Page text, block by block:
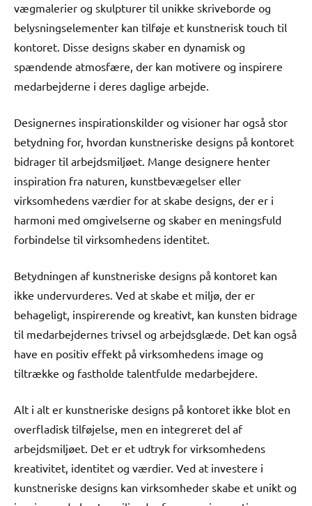
vægmalerier og skulpturer til unikke skriveborde og
belysningselementer kan tilføje et kunstnerisk touch til
kontoret. Disse designs skaber en dynamisk og
spændende atmosfære, der kan motivere og inspirere
medarbejderne i deres daglige arbejde.
Designernes inspirationskilder og visioner har også stor
betydning for, hvordan kunstneriske designs på kontoret
bidrager til arbejdsmiljøet. Mange designere henter
inspiration fra naturen, kunstbevægelser eller
virksomhedens værdier for at skabe designs, der er i
harmoni med omgivelserne og skaber en meningsfuld
forbindelse til virksomhedens identitet.
Betydningen af kunstneriske designs på kontoret kan
ikke undervurderes. Ved at skabe et miljø, der er
behageligt, inspirerende og kreativt, kan kunsten bidrage
til medarbejdernes trivsel og arbejdsglæde. Det kan også
have en positiv effekt på virksomhedens image og
tiltrække og fastholde talentfulde medarbejdere.
Alt i alt er kunstneriske designs på kontoret ikke blot en
overfladisk tilføjelse, men en integreret del af
arbejdsmiljøet. Det er et udtryk for virksomhedens
kreativitet, identitet og værdier. Ved at investere i
kunstneriske designs kan virksomheder skabe et unikt og